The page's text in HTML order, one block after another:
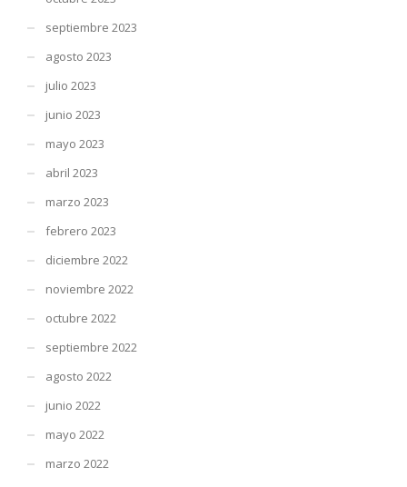
septiembre 2023
agosto 2023
julio 2023
junio 2023
mayo 2023
abril 2023
marzo 2023
febrero 2023
diciembre 2022
noviembre 2022
octubre 2022
septiembre 2022
agosto 2022
junio 2022
mayo 2022
marzo 2022